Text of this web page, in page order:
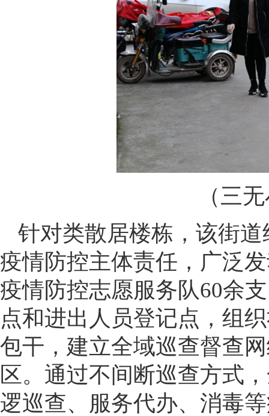
（三
针对类散居楼栋，该街
疫情防控主体责任，广泛
疫情防控志愿服务队60余
点和进出人员登记点，组
包干，建立全域巡查督查
区。通过不间断巡查方式
逻巡查、服务代办、消毒